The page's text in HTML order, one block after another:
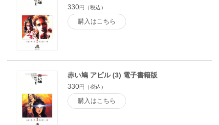
330円（税込）
購入はこちら
赤い鳩 アピル (3) 電子書籍版
330円（税込）
購入はこちら